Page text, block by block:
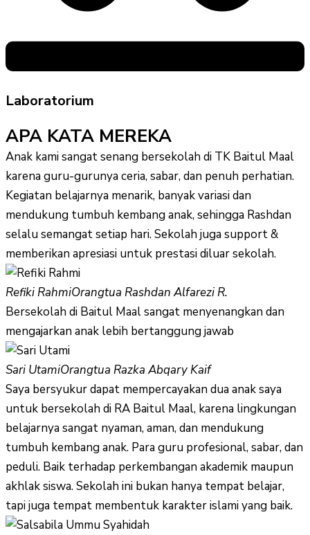
Laboratorium
APA KATA MEREKA
Anak kami sangat senang bersekolah di TK Baitul Maal
karena guru-gurunya ceria, sabar, dan penuh perhatian.
Kegiatan belajarnya menarik, banyak variasi dan
mendukung tumbuh kembang anak, sehingga Rashdan
selalu semangat setiap hari. Sekolah juga support &
memberikan apresiasi untuk prestasi diluar sekolah.
Refiki RahmiOrangtua Rashdan Alfarezi R.
Bersekolah di Baitul Maal sangat menyenangkan dan
mengajarkan anak lebih bertanggung jawab
Sari UtamiOrangtua Razka Abqary Kaif
Saya bersyukur dapat mempercayakan dua anak saya
untuk bersekolah di RA Baitul Maal, karena lingkungan
belajarnya sangat nyaman, aman, dan mendukung
tumbuh kembang anak. Para guru profesional, sabar, dan
peduli. Baik terhadap perkembangan akademik maupun
akhlak siswa. Sekolah ini bukan hanya tempat belajar,
tapi juga tempat membentuk karakter islami yang baik.